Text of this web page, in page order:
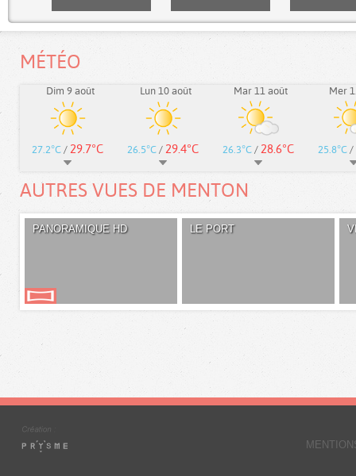
MÉTÉO
Dim 9 août
27.2°C / 29.7°C
Lun 10 août
26.5°C / 29.4°C
Mar 11 août
26.3°C / 28.6°C
Mer
25.8°C /
AUTRES VUES DE MENTON
PANORAMIQUE HD LE PORT